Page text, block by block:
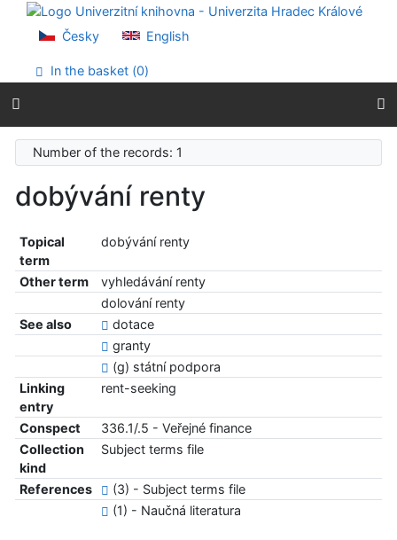
Go to content
Go to menu
Accessibility declaration
Česky English
In the basket (0)
Number of the records: 1
dobývání renty
Topical
term
dobývání renty
Other term
vyhledávání renty
dolování renty
See also
dotace
granty
(g) státní podpora
Linking
entry
rent-seeking
Conspect
336.1/.5 - Veřejné finance
Collection
kind
Subject terms file
References
(3) - Subject terms file
(1) - Naučná literatura